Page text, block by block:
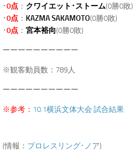
･0点 ： クワイエット･ストーム(0勝0敗)
･0点 ： KAZMA SAKAMOTO(0勝0敗)
･0点 ： 宮本裕向(0勝0敗)
ーーーーーーーーーー
※観客動員数：789人
ーーーーーーーーーー
※参考： 10.1横浜文体大会 試合結果
(情報： プロレスリング･ノア)